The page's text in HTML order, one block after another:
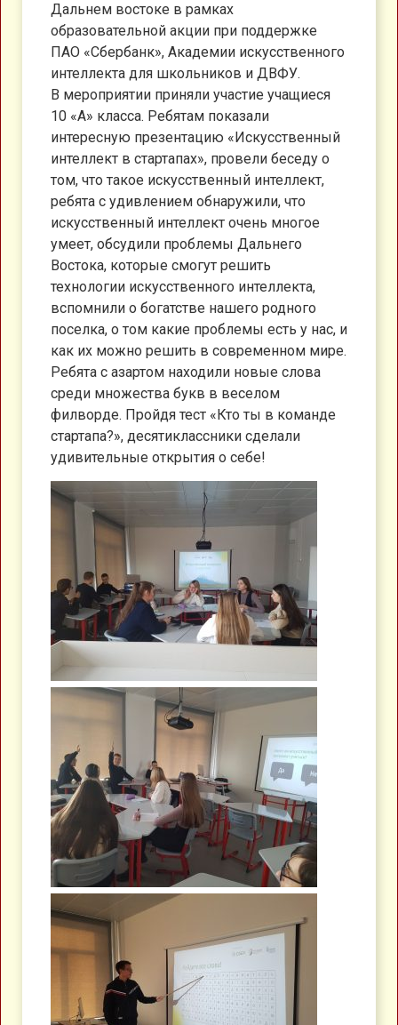
Дальнем востоке в рамках
образовательной акции при поддержке
ПАО «Сбербанк», Академии искусственного
интеллекта для школьников и ДВФУ.
В мероприятии приняли участие учащиеся
10 «А» класса. Ребятам показали
интересную презентацию «Искусственный
интеллект в стартапах», провели беседу о
том, что такое искусственный интеллект,
ребята с удивлением обнаружили, что
искусственный интеллект очень многое
умеет, обсудили проблемы Дальнего
Востока, которые смогут решить
технологии искусственного интеллекта,
вспомнили о богатстве нашего родного
поселка, о том какие проблемы есть у нас, и
как их можно решить в современном мире.
Ребята с азартом находили новые слова
среди множества букв в веселом
филворде. Пройдя тест «Кто ты в команде
стартапа?», десятиклассники сделали
удивительные открытия о себе!